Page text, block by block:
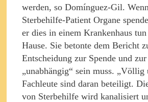
werden, so Domínguez-Gil.
Sterbehilfe-Patient Organe
er dies in einem Krankenhaus
Hause. Sie betonte dem Bericht
Entscheidung zur Spende und
„unabhängig“ sein muss. „Völlig
Fachleute sind daran beteiligt.
von Sterbehilfe wird kanalisiert